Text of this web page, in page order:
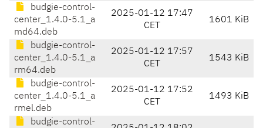
budgie-control-
center_1.4.0-5.1_a
md64.deb
2025-01-12 17:47
CET
1601 KiB
budgie-control-
center_1.4.0-5.1_a
rm64.deb
2025-01-12 17:57
CET
1543 KiB
budgie-control-
center_1.4.0-5.1_a
rmel.deb
2025-01-12 17:52
CET
1493 KiB
budgie-control-